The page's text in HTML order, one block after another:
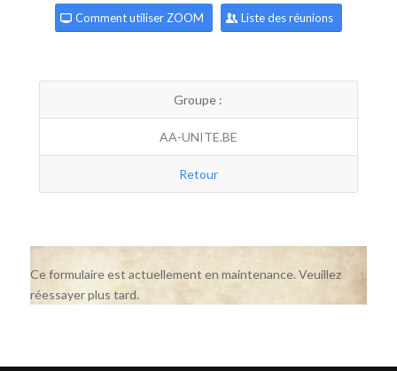
Comment utiliser ZOOM Liste des réunions
Groupe :
AA-UNITE.BE
Retour
Ce formulaire est actuellement en maintenance. Veuillez
réessayer plus tard.